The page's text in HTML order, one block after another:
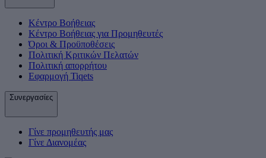
Κέντρο Βοήθειας
Κέντρο Βοήθειας για Προμηθευτές
Όροι & Προϋποθέσεις
Πολιτική Κριτικών Πελατών
Πολιτική απορρήτου
Εφαρμογή Tiqets
Συνεργασίες
Γίνε προμηθευτής μας
Γίνε Διανομέας